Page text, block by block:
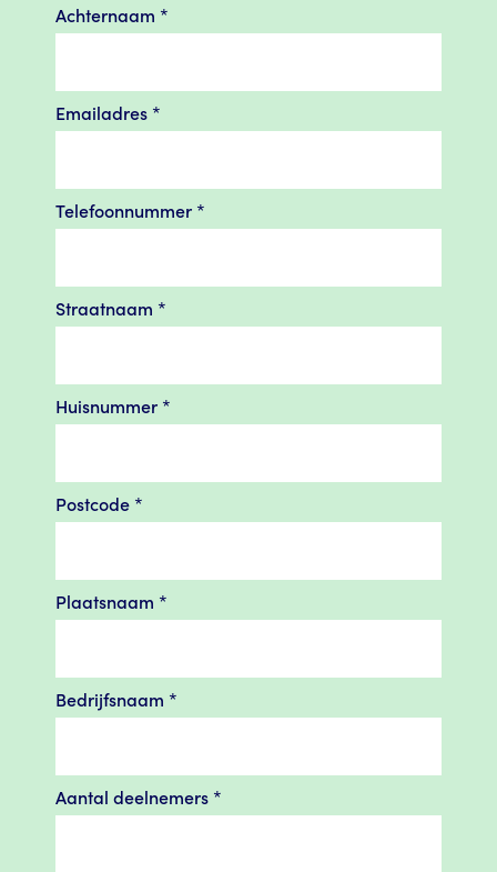
Achternaam *
Emailadres *
Telefoonnummer *
Straatnaam *
Huisnummer *
Postcode *
Plaatsnaam *
Bedrijfsnaam *
Aantal deelnemers *